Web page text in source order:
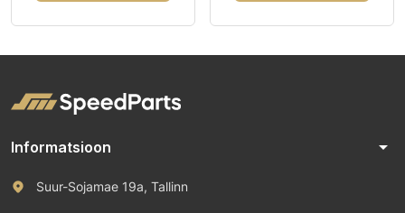
Informatsioon arrow_drop_down
Suur-Sojamae 19a, Tallinn